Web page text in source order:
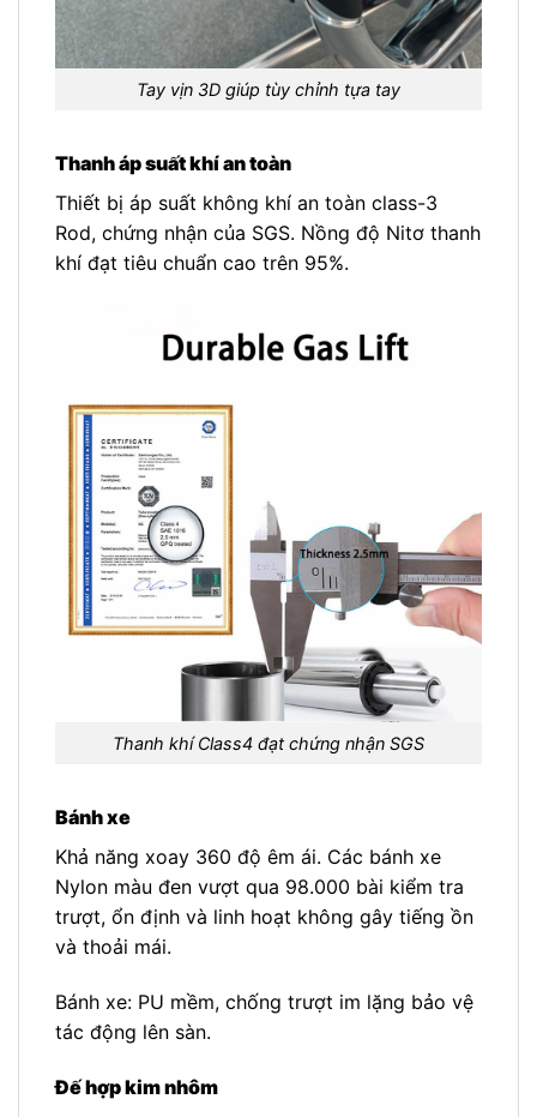
Tay vịn 3D giúp tùy chỉnh tựa tay
Thanh áp suất khí an toàn
Thiết bị áp suất không khí an toàn class-3
Rod, chứng nhận của SGS. Nồng độ Nitơ thanh
khí đạt tiêu chuẩn cao trên 95%.
Thanh khí Class4 đạt chứng nhận SGS
Bánh xe
Khả năng xoay 360 độ êm ái. Các bánh xe
Nylon màu đen vượt qua 98.000 bài kiểm tra
trượt, ổn định và linh hoạt không gây tiếng ồn
và thoải mái.
Bánh xe: PU mềm, chống trượt im lặng bảo vệ
tác động lên sàn.
Đế hợp kim nhôm